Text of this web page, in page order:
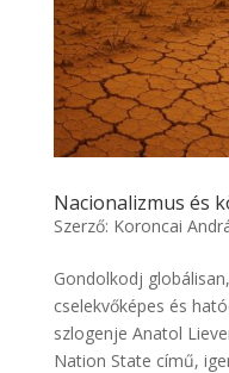
Nacionalizmus és
Szerző: Koroncai
Gondolkodj
cselekvőképes és
szlogenje Anatol
Nation State című,